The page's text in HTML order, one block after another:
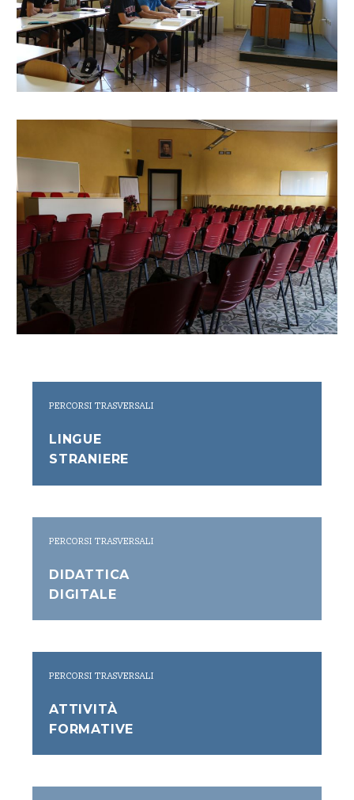
PERCORSI TRASVERSALI
LINGUE
STRANIERE
PERCORSI TRASVERSALI
DIDATTICA
DIGITALE
PERCORSI TRASVERSALI
ATTIVITÀ
FORMATIVE